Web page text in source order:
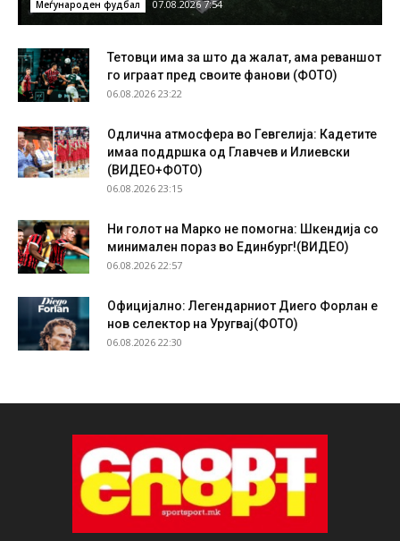
Меѓународен фудбал 07.08.2026 7:54
Тетовци има за што да жалат, ама реваншот
го играат пред своите фанови (ФОТО)
06.08.2026 23:22
Одлична атмосфера во Гевгелија: Кадетите
имаа поддршка од Главчев и Илиевски
(ВИДЕО+ФОТО)
06.08.2026 23:15
Ни голот на Марко не помогна: Шкендија со
минимален пораз во Единбург!(ВИДЕО)
06.08.2026 22:57
Официјално: Легендарниот Диего Форлан е
нов селектор на Уругвај(ФОТО)
06.08.2026 22:30